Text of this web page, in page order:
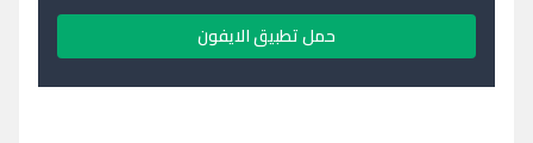
حمل تطبيق الايفون